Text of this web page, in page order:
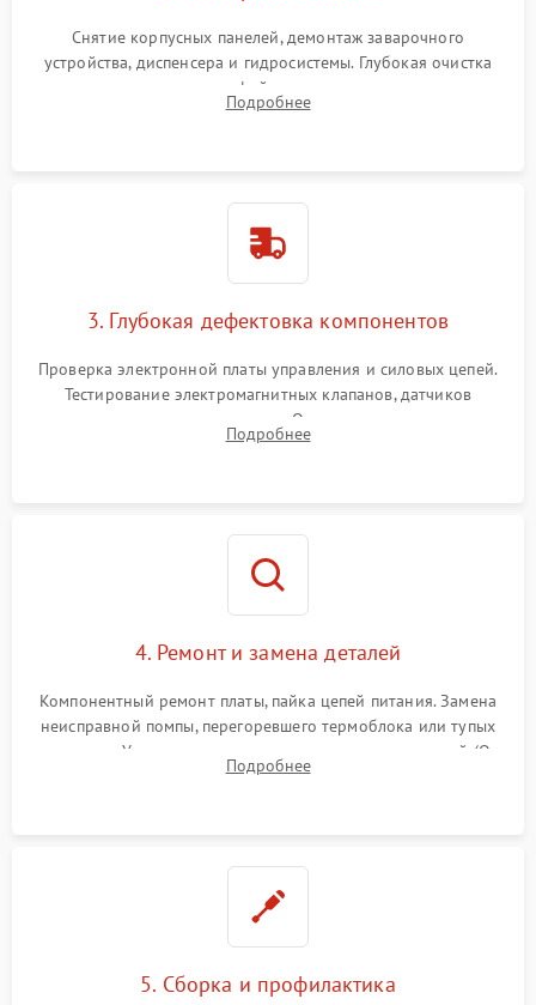
Снятие корпусных панелей, демонтаж заварочного
устройства, диспенсера и гидросистемы. Глубокая очистка
внутренних узлов от кофейных масел, жмыха и накипи.
Промывка дренажных каналов и фильтров с использованием
Подробнее
3. Глубокая дефектовка компонентов
Проверка электронной платы управления и силовых цепей.
Тестирование электромагнитных клапанов, датчиков
температуры и расходомера. Оценка степени износа
жерновов кофемолки, уплотнительных колец гидросистемы
Подробнее
4. Ремонт и замена деталей
Компонентный ремонт платы, пайка цепей питания. Замена
неисправной помпы, перегоревшего термоблока или тупых
жерновов. Установка новых силиконовых уплотнителей (O-
ring) и тефлоновых трубок для надежного устранения
Подробнее
5. Сборка и профилактика